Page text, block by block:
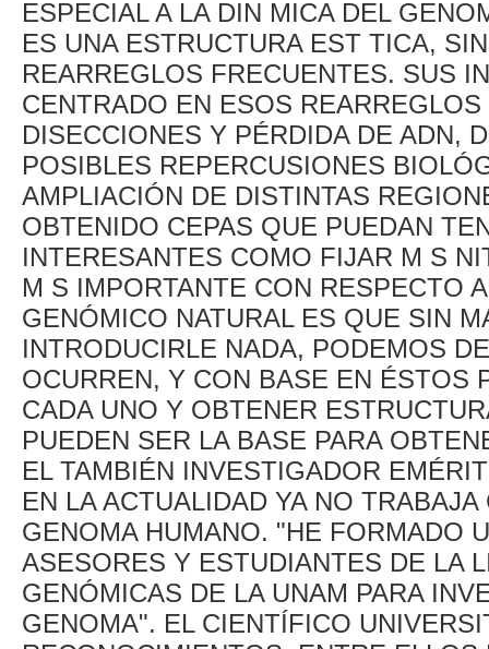
ESPECIAL A LA DIN MICA DEL
ES UNA ESTRUCTURA EST TICA,
REARREGLOS FRECUENTES. SUS
CENTRADO EN ESOS
DISECCIONES Y PÉRDIDA DE ADN,
POSIBLES REPERCUSIONES
AMPLIACIÓN DE DISTINTAS
OBTENIDO CEPAS QUE PUEDAN
INTERESANTES COMO FIJAR M S
M S IMPORTANTE CON RESPECTO
GENÓMICO NATURAL ES QUE SIN
INTRODUCIRLE NADA, PODEMOS
OCURREN, Y CON BASE EN ÉSTOS
CADA UNO Y OBTENER
PUEDEN SER LA BASE PARA
EL TAMBIÉN INVESTIGADOR
EN LA ACTUALIDAD YA NO
GENOMA HUMANO. "HE FORMADO
ASESORES Y ESTUDIANTES DE LA
GENÓMICAS DE LA UNAM PARA
GENOMA". EL CIENTÍFICO